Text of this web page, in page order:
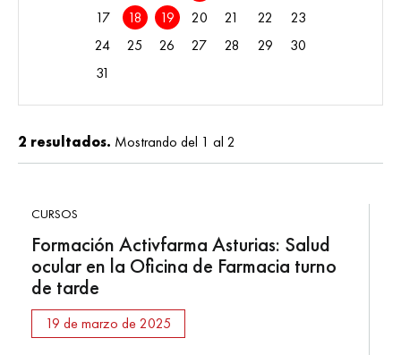
17
18 19 20 21 22
23
24
25 26 27 28 29
30
31
2 resultados. Mostrando del 1 al 2
CURSOS
Formación Activfarma Asturias: Salud
ocular en la Oficina de Farmacia turno
de tarde
19 de marzo de 2025